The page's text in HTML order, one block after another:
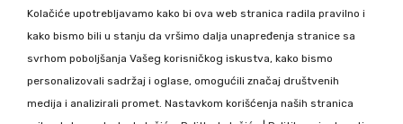
Kolačiće upotrebljavamo kako bi ova web stranica radila pravilno i
kako bismo bili u stanju da vršimo dalja unapređenja stranice sa
svrhom poboljšanja Vašeg korisničkog iskustva, kako bismo
personalizovali sadržaj i oglase, omogućili značaj društvenih
medija i analizirali promet. Nastavkom korišćenja naših stranica
Copyright 2020 DekorDom Group DOO. All Rights Reserved. Web
development: CMS by Global Webmasters -